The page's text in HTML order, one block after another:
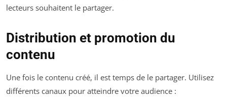
lecteurs souhaitent le partager.
Distribution et promotion du
contenu
Une fois le contenu créé, il est temps de le partager. Utilisez
différents canaux pour atteindre votre audience :